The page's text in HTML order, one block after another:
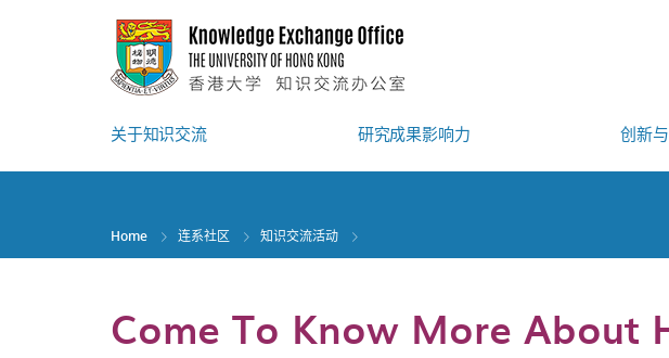
关于知识交流 研究成果影响力 创新
Home 连系社区 知识交流活动
Come To Know More About